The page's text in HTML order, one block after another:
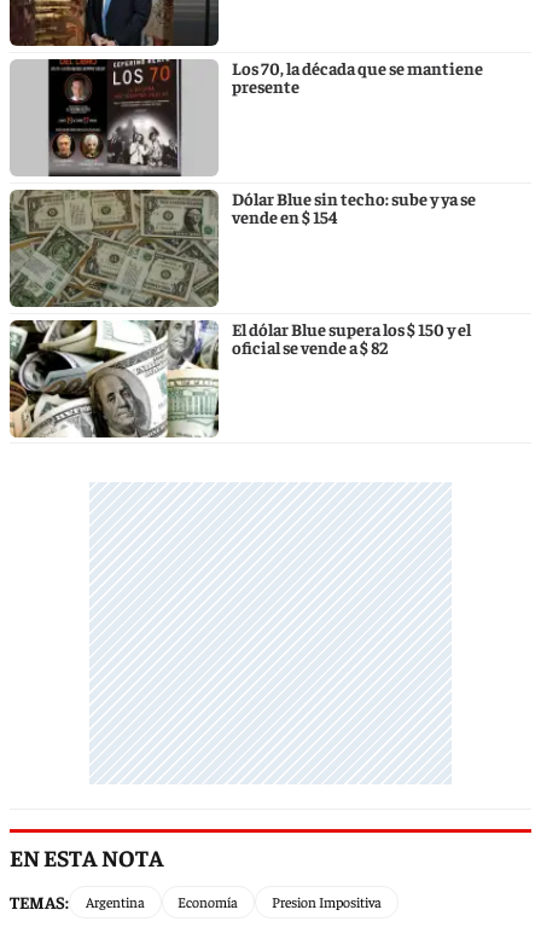
Los 70, la década que se mantiene
presente
Dólar Blue sin techo: sube y ya se
vende en $ 154
El dólar Blue supera los $ 150 y el
oficial se vende a $ 82
EN ESTA NOTA
TEMAS: Argentina Economía Presion Impositiva